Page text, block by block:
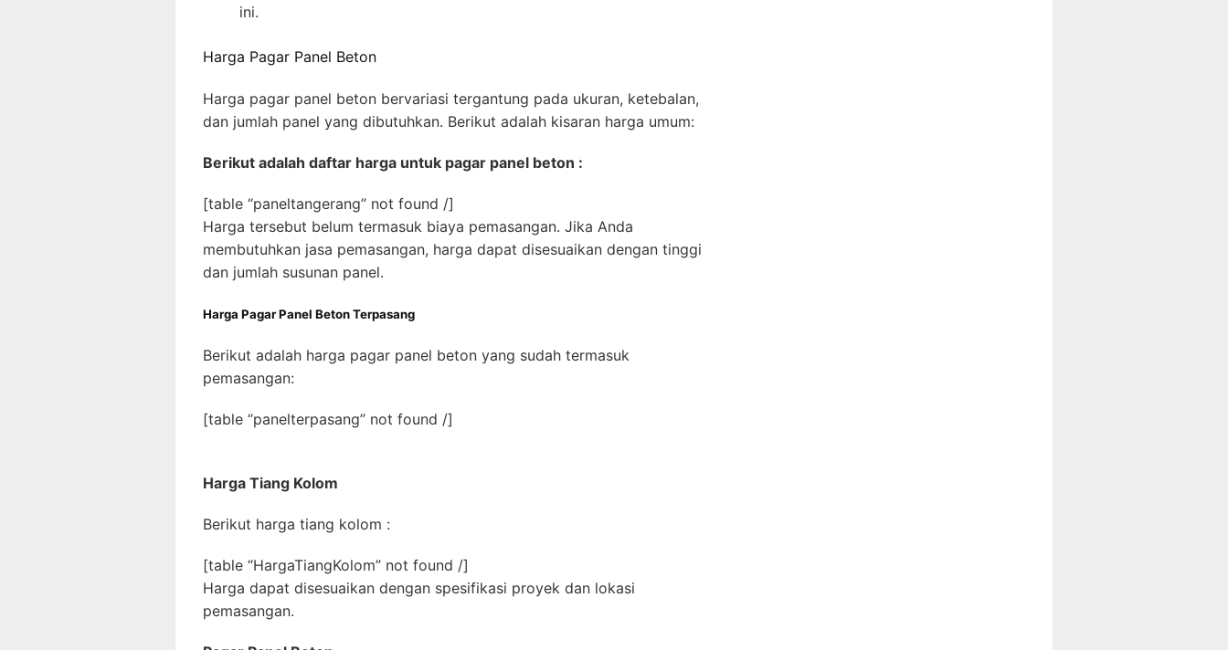
ini.
Harga Pagar Panel Beton
Harga pagar panel beton bervariasi tergantung pada ukuran, ketebalan,
dan jumlah panel yang dibutuhkan. Berikut adalah kisaran harga umum:
Berikut adalah daftar harga untuk pagar panel beton :
[table “paneltangerang” not found /]
Harga tersebut belum termasuk biaya pemasangan. Jika Anda
membutuhkan jasa pemasangan, harga dapat disesuaikan dengan tinggi
dan jumlah susunan panel.
Harga Pagar Panel Beton Terpasang
Berikut adalah harga pagar panel beton yang sudah termasuk
pemasangan:
[table “panelterpasang” not found /]
Harga Tiang Kolom
Berikut harga tiang kolom :
[table “HargaTiangKolom” not found /]
Harga dapat disesuaikan dengan spesifikasi proyek dan lokasi
pemasangan.